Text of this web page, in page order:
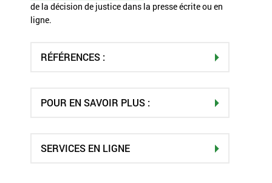
de la décision de justice dans la presse écrite ou en
ligne.
RÉFÉRENCES :
POUR EN SAVOIR PLUS :
SERVICES EN LIGNE